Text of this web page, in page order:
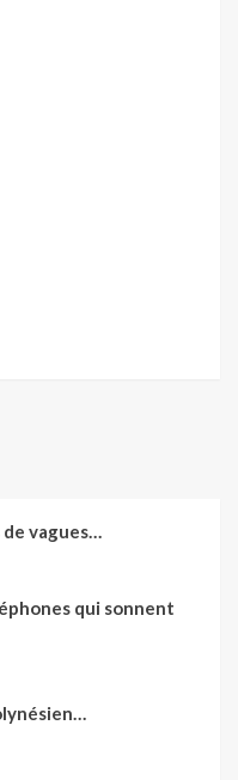
de vagues…
qui sonnent